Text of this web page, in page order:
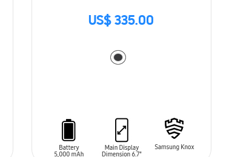
US$ 335.00